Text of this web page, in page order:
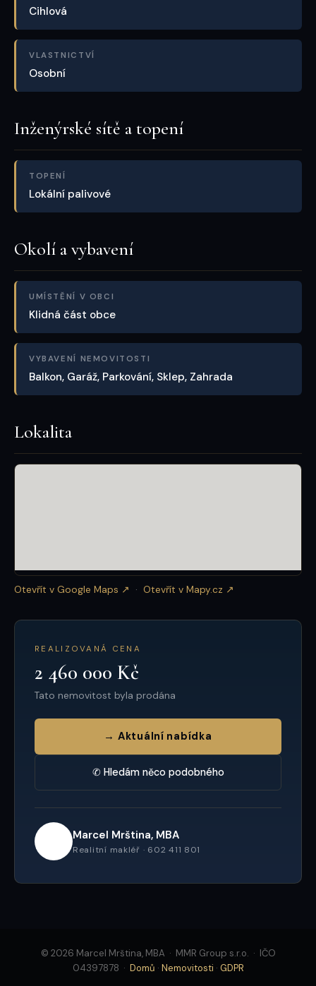
Cihlová
VLASTNICTVÍ
Osobní
Inženýrské sítě a topení
TOPENÍ
Lokální palivové
Okolí a vybavení
UMÍSTĚNÍ V OBCI
Klidná část obce
VYBAVENÍ NEMOVITOSTI
Balkon, Garáž, Parkování, Sklep, Zahrada
Lokalita
Otevřít v Google Maps ↗ · Otevřít v Mapy.cz ↗
REALIZOVANÁ CENA
2 460 000 Kč
Tato nemovitost byla prodána
→ Aktuální nabídka
✆ Hledám něco podobného
Marcel Mrština, MBA
Realitní makléř · 602 411 801
© 2026 Marcel Mrština, MBA · MMR Group s.r.o. · IČO
04397878 · Domů · Nemovitosti · GDPR